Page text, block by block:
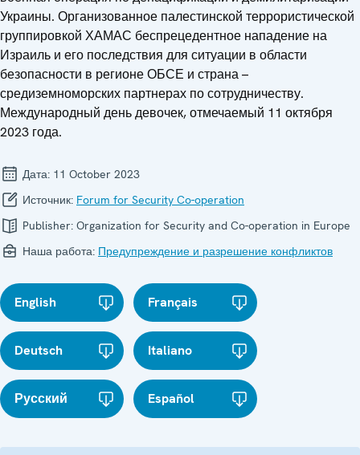
Украины. Организованное палестинской террористической
группировкой ХАМАС беспрецедентное нападение на
Израиль и его последствия для ситуации в области
безопасности в регионе ОБСЕ и страна –
средиземноморских партнерах по сотрудничеству.
Международный день девочек, отмечаемый 11 октября
2023 года.
Дата: 11 October 2023
Источник: Forum for Security Co-operation
Publisher: Organization for Security and Co-operation in Europe
Наша работа: Предупреждение и разрешение конфликтов
English Français
Deutsch Italiano
Русский Español